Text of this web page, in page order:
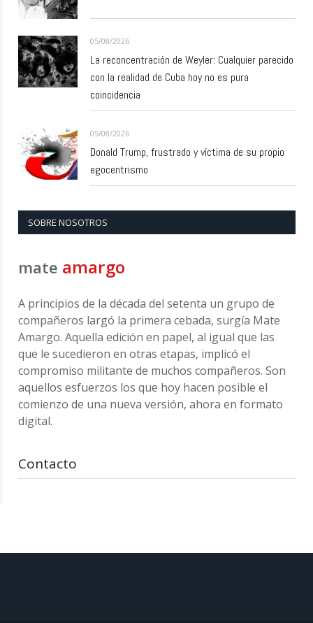
05/08/2026
La reconcentración de Weyler: Cualquier parecido
con la realidad de Cuba hoy no es pura
coincidencia
05/08/2026
Donald Trump, frustrado y víctima de su propio
egocentrismo
SOBRE NOSOTROS
mate amargo
A principios de la década del setenta un grupo de
compañeros largó la primera cebada, surgía Mate
Amargo. Aquella edición en papel, al igual que las
que le sucedieron en otras etapas, implicó el
compromiso militante de muchos compañeros. Son
aquellos esfuerzos los que hoy hacen posible el
comienzo de una nueva versión, ahora en formato
digital.
Contacto